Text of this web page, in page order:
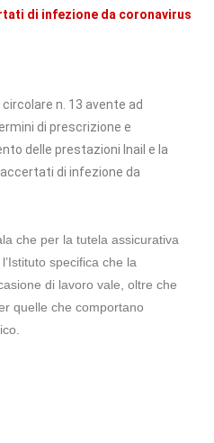
di infezione da coronavirus
circolare n. 13 avente ad
di prescrizione e
delle prestazioni Inail e la
di infezione da
che per la tutela assicurativa
specifica che la
di lavoro vale, oltre che
quelle che comportano